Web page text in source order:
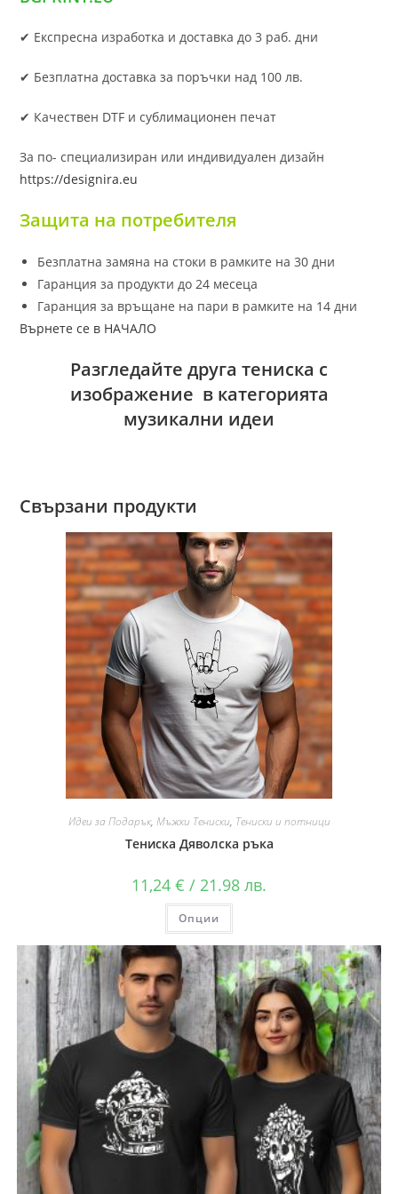
✔ Експресна изработка и доставка до 3 раб. дни
✔ Безплатна доставка за поръчки над 100 лв.
✔ Качествен DTF и сублимационен печат
За по- специализиран или индивидуален дизайн
https://designira.eu
Защита на потребителя
Безплатна замяна на стоки в рамките на 30 дни
Гаранция за продукти до 24 месеца
Гаранция за връщане на пари в рамките на 14 дни
Върнете се в НАЧАЛО
Разгледайте друга тениска с
изображение в категорията
музикални идеи
Свързани продукти
Идеи за Подарък, Мъжки Тениски, Тениски и потници
Тениска Дяволска ръка
11,24 € / 21.98 лв.
Опции